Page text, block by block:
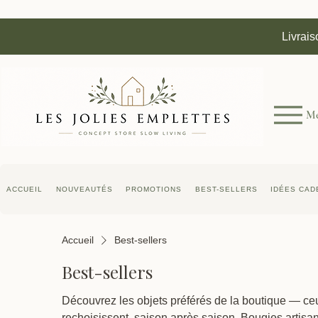
ACCUEIL NOUVEAUTÉS PROMOTIONS BEST-SELLERS IDÉES
Accueil Best-sellers
Best-sellers
Découvrez les objets préférés de la boutique —